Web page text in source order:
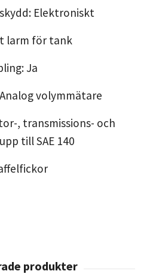
Elektroniskt
larm för tank
Ja
volymmätare
, transmissions- och
till SAE 140